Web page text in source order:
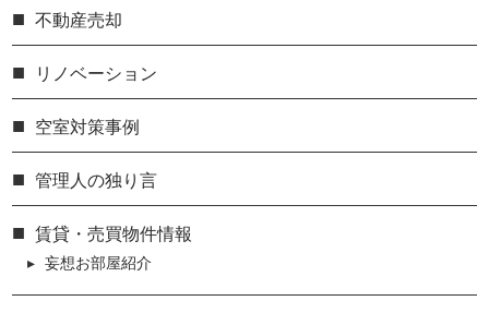
不動産売却
リノベーション
空室対策事例
管理人の独り言
賃貸・売買物件情報
妄想お部屋紹介